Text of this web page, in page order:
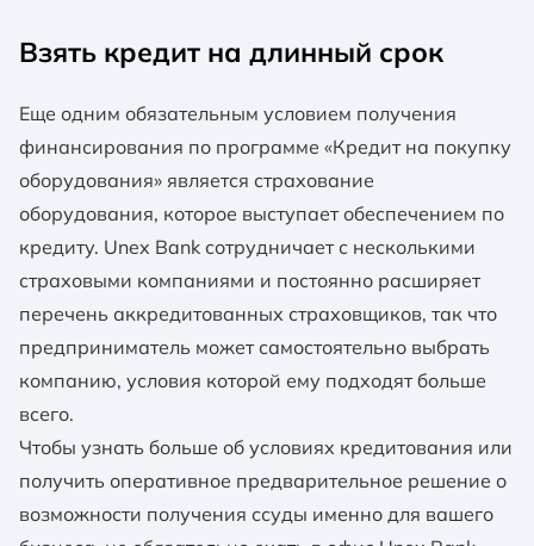
Взять кредит на длинный срок
Еще одним обязательным условием получения
финансирования по программе «Кредит на покупку
оборудования» является страхование
оборудования, которое выступает обеспечением по
кредиту. Unex Bank сотрудничает с несколькими
страховыми компаниями и постоянно расширяет
перечень аккредитованных страховщиков, так что
предприниматель может самостоятельно выбрать
компанию, условия которой ему подходят больше
всего.
Чтобы узнать больше об условиях кредитования или
получить оперативное предварительное решение о
возможности получения ссуды именно для вашего